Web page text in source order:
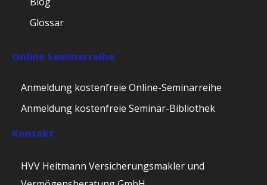
Glossar
Online Seminarreihe
Anmeldung kostenfreie Online-Seminarreihe
Anmeldung kostenfreie Seminar-Bibliothek
Kontakt
HVV Heitmann Versicherungsmakler und